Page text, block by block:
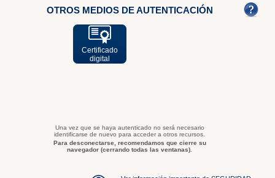
OTROS MEDIOS DE AUTENTICACIÓN
Certificado
digital
Una vez que se haya autenticado no será necesario
identificarse de nuevo para acceder a otros recursos.
Para desconectarse, recomendamos que cierre su
navegador (cerrando todas las ventanas).